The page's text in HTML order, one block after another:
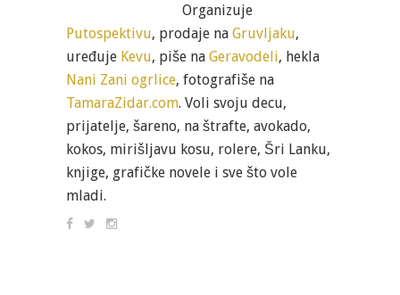
Organizuje
Putospektivu, prodaje na Gruvljaku,
uređuje Kevu, piše na Geravodeli, hekla
Nani Zani ogrlice, fotografiše na
TamaraZidar.com. Voli svoju decu,
prijatelje, šareno, na štrafte, avokado,
kokos, mirišljavu kosu, rolere, Šri Lanku,
knjige, grafičke novele i sve što vole
mladi.